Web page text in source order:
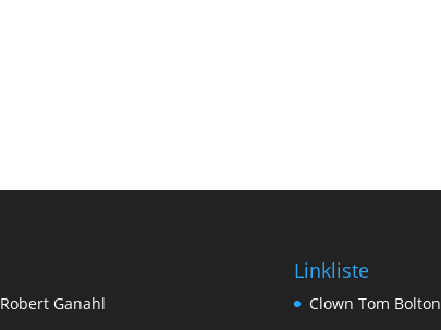
Robert Ganahl
Linkliste
Clown Tom Bolton